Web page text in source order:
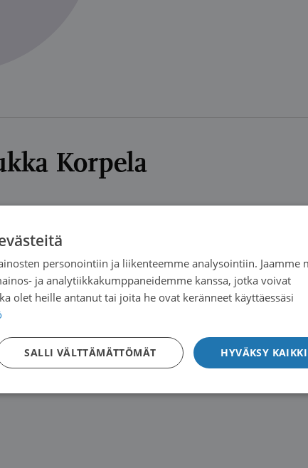
Korpela
personointiin ja liikenteemme analysointiin. Jaamme
ja analytiikkakumppaneidemme kanssa, jotka voivat
olet heille antanut tai joita he ovat keränneet käyttäessäsi
HYVÄKSY KAIKKI
SALLI VÄLTTÄMÄTTÖMÄT